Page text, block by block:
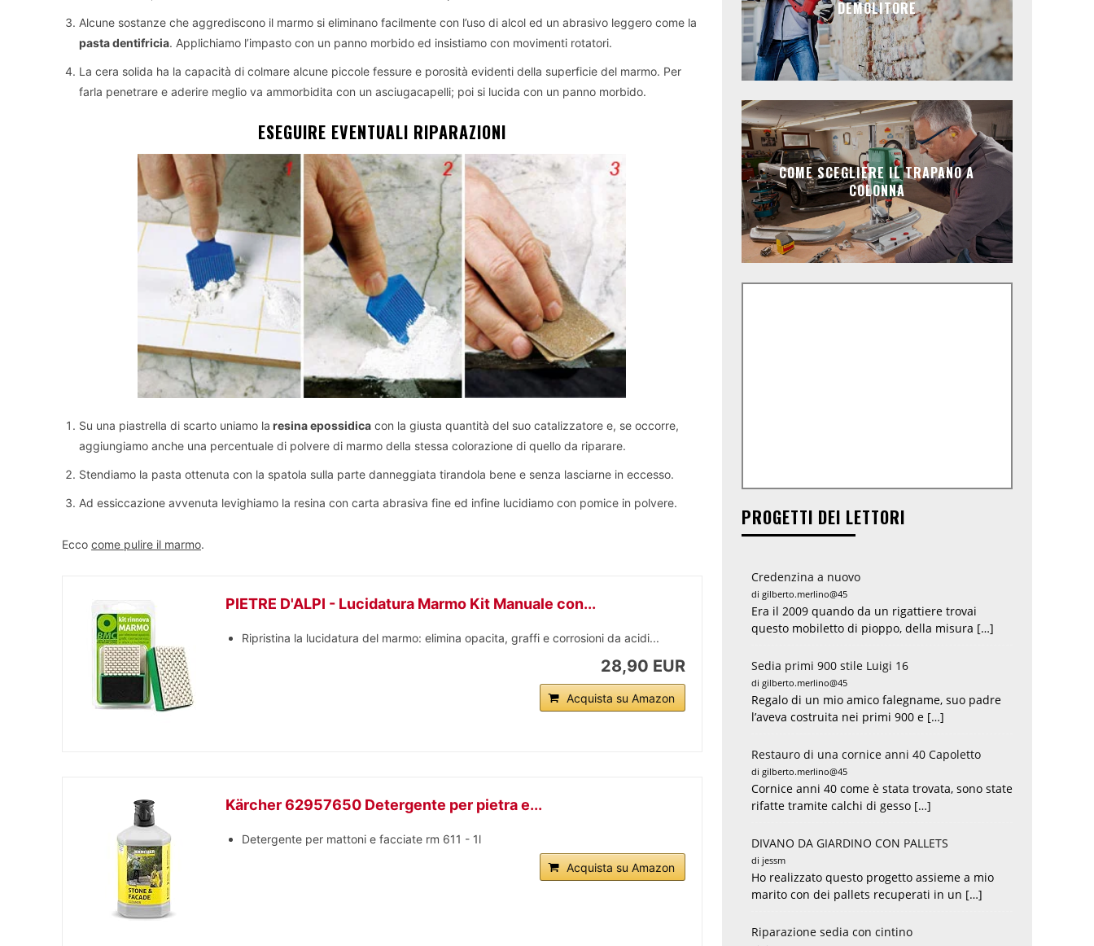
Alcune sostanze che aggrediscono il marmo si eliminano facilmente con l’uso di alcol ed un abrasivo leggero come la
pasta dentifricia. Applichiamo l’impasto con un panno morbido ed insistiamo con movimenti rotatori.
La cera solida ha la capacità di colmare alcune piccole fessure e porosità evidenti della superficie del marmo. Per
farla penetrare e aderire meglio va ammorbidita con un asciugacapelli; poi si lucida con un panno morbido.
ESEGUIRE EVENTUALI RIPARAZIONI
Su una piastrella di scarto uniamo la resina epossidica con la giusta quantità del suo catalizzatore e, se occorre,
aggiungiamo anche una percentuale di polvere di marmo della stessa colorazione di quello da riparare.
Stendiamo la pasta ottenuta con la spatola sulla parte danneggiata tirandola bene e senza lasciarne in eccesso.
Ad essiccazione avvenuta levighiamo la resina con carta abrasiva fine ed infine lucidiamo con pomice in polvere.
Ecco come pulire il marmo.
PIETRE D'ALPI - Lucidatura Marmo Kit Manuale con...
Ripristina la lucidatura del marmo: elimina opacita, graffi e corrosioni da acidi...
28,90 EUR
Acquista su Amazon
Kärcher 62957650 Detergente per pietra e...
Detergente per mattoni e facciate rm 611 - 1l
Acquista su Amazon
DEMOLITORE
COME SCEGLIERE IL TRAPANO A
COLONNA
PROGETTI DEI LETTORI
Credenzina a nuovo
di gilberto.merlino@45
Era il 2009 quando da un rigattiere trovai
questo mobiletto di pioppo, della misura […]
Sedia primi 900 stile Luigi 16
di gilberto.merlino@45
Regalo di un mio amico falegname, suo padre
l’aveva costruita nei primi 900 e […]
Restauro di una cornice anni 40 Capoletto
di gilberto.merlino@45
Cornice anni 40 come è stata trovata, sono state
rifatte tramite calchi di gesso […]
DIVANO DA GIARDINO CON PALLETS
di jessm
Ho realizzato questo progetto assieme a mio
marito con dei pallets recuperati in un […]
Riparazione sedia con cintino